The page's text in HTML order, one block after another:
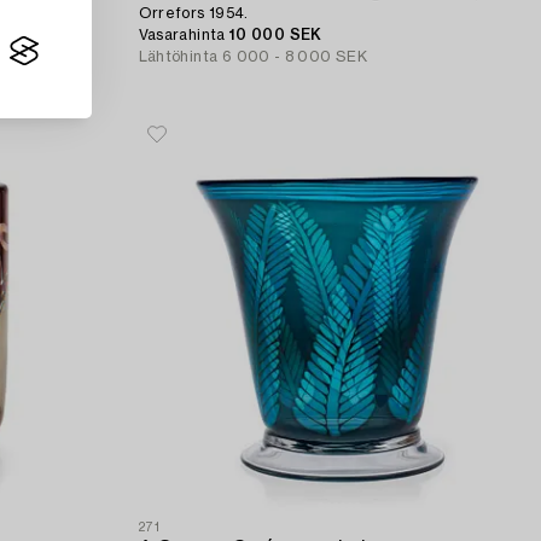
Orrefors 1954.
Vasarahinta 10 000 SEK
Lähtöhinta 6 000 - 8 000 SEK
271